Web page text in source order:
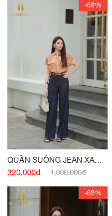
-68%
QUẦN SUÔNG JEAN XANH
NAVY
320,000đ 1,000,000đ
-68%